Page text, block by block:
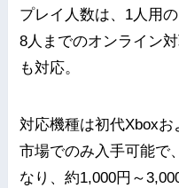
プレイ人数は、1人用
8人までのオンライン
も対応。
対応機種は初代Xbox
市場でのみ入手可能で
なり、約1,000円～